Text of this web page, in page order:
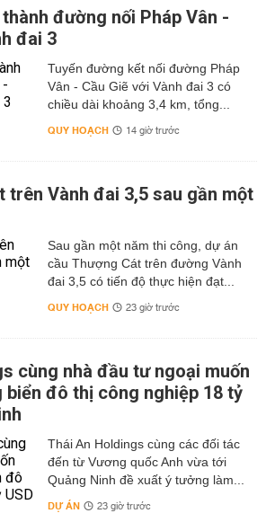
đường nối Pháp Vân -
đai 3
Tuyến đường kết nối đường Pháp
Vân - Cầu Giẽ với Vành đai 3 có
chiều dài khoảng 3,4 km, tổng...
QUY HOẠCH 14 giờ trước
trên Vành đai 3,5 sau gần một
Sau gần một năm thi công, dự án
cầu Thượng Cát trên đường Vành
đai 3,5 có tiến độ thực hiện đạt...
QUY HOẠCH 23 giờ trước
cùng nhà đầu tư ngoại muốn
biển đô thị công nghiệp 18 tỷ
Thái An Holdings cùng các đối tác
đến từ Vương quốc Anh vừa tới
Quảng Ninh đề xuất ý tưởng làm...
DỰ ÁN 23 giờ trước